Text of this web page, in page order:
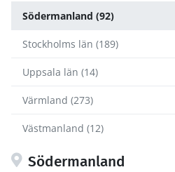
Södermanland (92)
Stockholms län (189)
Uppsala län (14)
Värmland (273)
Västmanland (12)
Södermanland